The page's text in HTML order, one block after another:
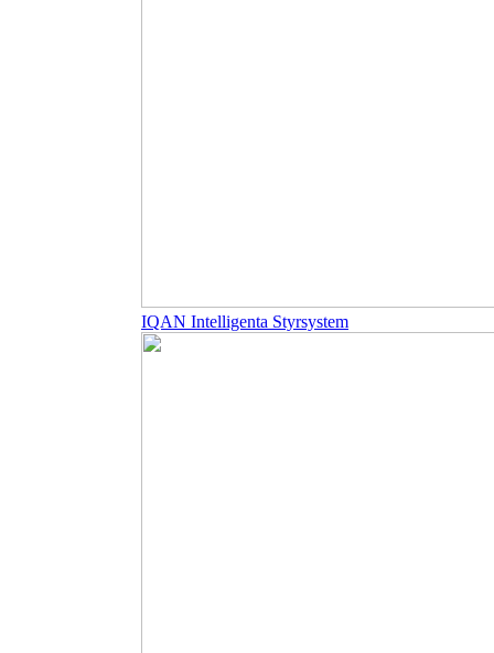
IQAN Intelligenta Styrsystem